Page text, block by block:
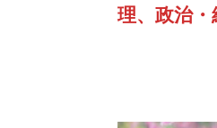
理、政治・